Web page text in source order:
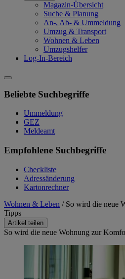
Magazin-Übersicht
Suche & Planung
An-, Ab- & Ummeldung
Umzug & Transport
Wohnen & Leben
Umzugshelfer
Log-In-Bereich
Beliebte Suchbegriffe
Ummeldung
GEZ
Meldeamt
Empfohlene Suchbegriffe
Checkliste
Adressänderung
Kartonrechner
Wohnen & Leben / So wird die neue
Tipps
Artikel teilen
So wird die neue Wohnung zur